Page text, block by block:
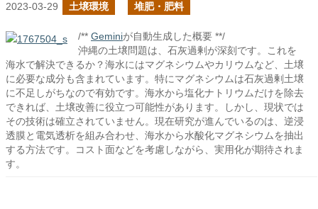
2023-03-29 土壌環境 堆肥・肥料
/** Geminiが自動生成した概要 **/
沖縄の土壌問題は、石灰過剰が深刻です。これを
海水で解決できるか？海水にはマグネシウムやカリウムなど、土壌
に必要な成分も含まれています。特にマグネシウムは石灰過剰土壌
に不足しがちなので有効です。海水から塩化ナトリウムだけを除去
できれば、土壌改善に役立つ可能性があります。しかし、現状では
その技術は確立されていません。現在研究が進んでいるのは、逆浸
透膜と電気透析を組み合わせ、海水から水酸化マグネシウムを抽出
する方法です。コスト面などを考慮しながら、実用化が期待されま
す。